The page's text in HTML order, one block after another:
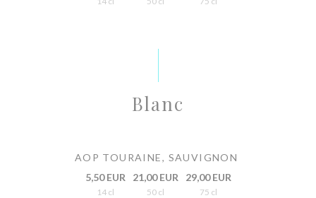
Blanc
AOP TOURAINE, SAUVIGNON
5,50 EUR
14 cl
21,00 EUR
50 cl
29,00 EUR
75 cl